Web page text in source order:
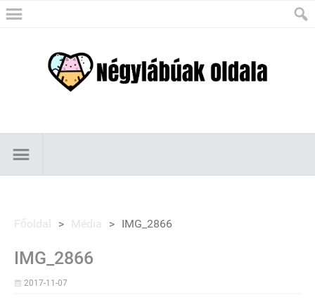
Főoldal > Média > IMG_2866
IMG_2866
2017-11-07